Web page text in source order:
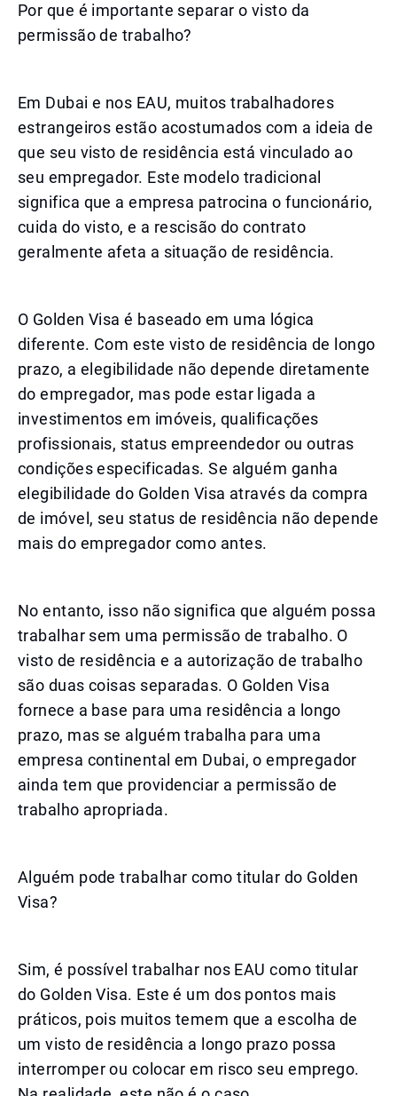
Por que é importante separar o visto da
permissão de trabalho?
Em Dubai e nos EAU, muitos trabalhadores
estrangeiros estão acostumados com a ideia de
que seu visto de residência está vinculado ao
seu empregador. Este modelo tradicional
significa que a empresa patrocina o funcionário,
cuida do visto, e a rescisão do contrato
geralmente afeta a situação de residência.
O Golden Visa é baseado em uma lógica
diferente. Com este visto de residência de longo
prazo, a elegibilidade não depende diretamente
do empregador, mas pode estar ligada a
investimentos em imóveis, qualificações
profissionais, status empreendedor ou outras
condições especificadas. Se alguém ganha
elegibilidade do Golden Visa através da compra
de imóvel, seu status de residência não depende
mais do empregador como antes.
No entanto, isso não significa que alguém possa
trabalhar sem uma permissão de trabalho. O
visto de residência e a autorização de trabalho
são duas coisas separadas. O Golden Visa
fornece a base para uma residência a longo
prazo, mas se alguém trabalha para uma
empresa continental em Dubai, o empregador
ainda tem que providenciar a permissão de
trabalho apropriada.
Alguém pode trabalhar como titular do Golden
Visa?
Sim, é possível trabalhar nos EAU como titular
do Golden Visa. Este é um dos pontos mais
práticos, pois muitos temem que a escolha de
um visto de residência a longo prazo possa
interromper ou colocar em risco seu emprego.